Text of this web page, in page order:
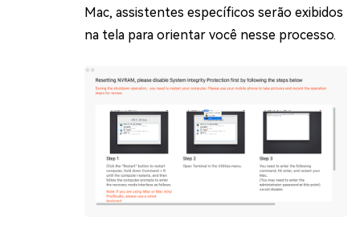
Mac, assistentes específicos serão exibidos
na tela para orientar você nesse processo.